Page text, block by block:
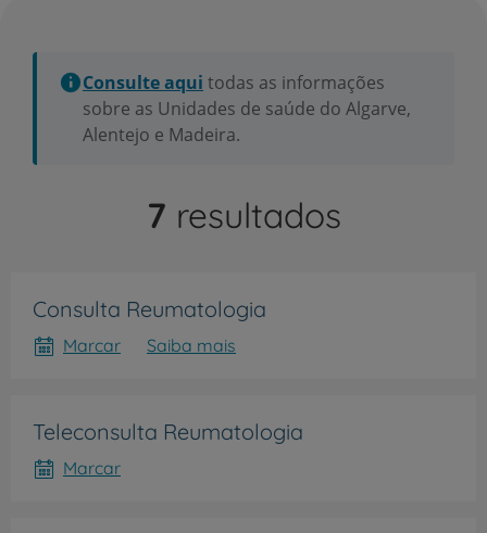
Consulte aqui todas as informações
sobre as Unidades de saúde do Algarve,
Alentejo e Madeira.
7 resultados
Consulta Reumatologia
Marcar Saiba mais
Teleconsulta Reumatologia
Marcar